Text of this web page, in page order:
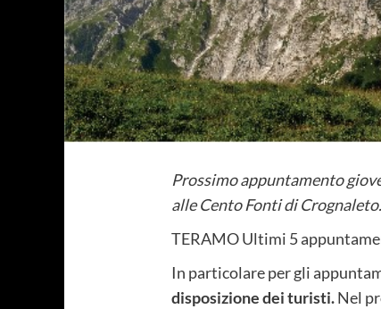
Prossimo appuntamento
alle Cento Fonti di Crognaleto.
TERAMO Ultimi 5
In particolare per gli
disposizione dei turisti.Nel